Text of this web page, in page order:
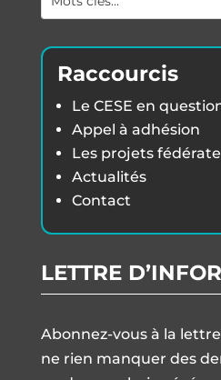
Raccourcis
Le CESE en
Appel à adhésion
Les projets
Actualités
Contact
LETTRE
Abonnez-vous à la
ne rien manquer des